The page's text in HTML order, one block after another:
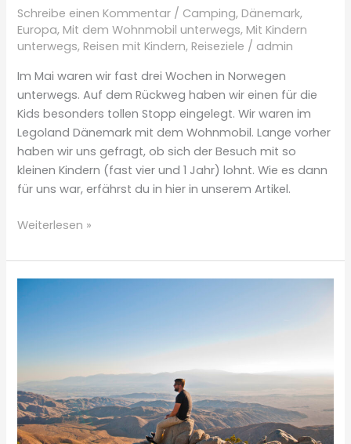
Schreibe einen Kommentar / Camping,Dänemark,
Europa,Mit dem Wohnmobil unterwegs,Mit Kindern
unterwegs,Reisen mit Kindern,Reiseziele / admin
Im Mai waren wir fast drei Wochen in Norwegen
unterwegs. Auf dem Rückweg haben wir einen für die
Kids besonders tollen Stopp eingelegt. Wir waren im
Legoland Dänemark mit dem Wohnmobil. Lange vorher
haben wir uns gefragt, ob sich der Besuch mit so
kleinen Kindern (fast vier und 1 Jahr) lohnt. Wie es dann
für uns war, erfährst du in hier in unserem Artikel.
Legoland
mit
Wohnmobil
Weiterlesen »